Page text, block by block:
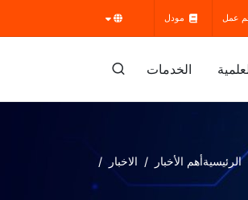
عمل مودل
الخدمات
الرئيسيةأهم الأخبار الاخبار